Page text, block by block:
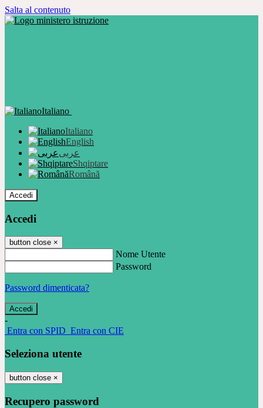
Salta al contenuto
Italiano
Italiano
English
عربى
Shqiptare
Română
Accedi
Accedi
button close ×
Nome Utente
Password
Password dimenticata?
-
Entra con SPID Entra con CIE
Seleziona utente
button close ×
Recupero password